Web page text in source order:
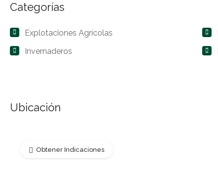
Categorías
Explotaciones Agrícolas
Invernaderos
Ubicación
Obtener Indicaciones